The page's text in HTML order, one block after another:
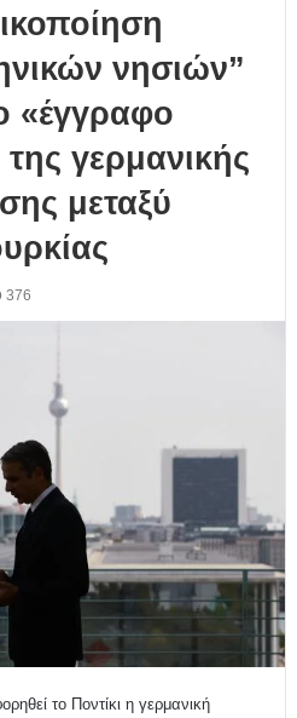
νησιών”
«έγγραφο
γερμανικής
μεταξύ
376
το Ποντίκι η γερμανική